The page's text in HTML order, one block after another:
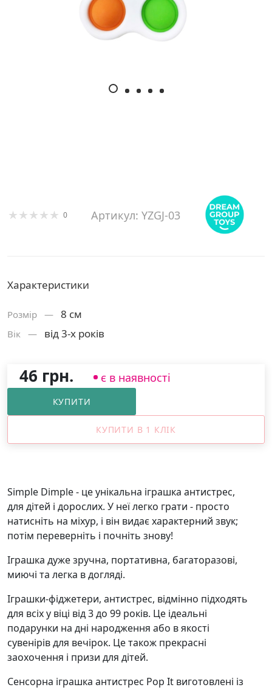
0 Артикул: YZGJ-03
Характеристики
Розмiр — 8 см
Вік — від 3-х років
46 грн. є в наявності
КУПИТИ
КУПИТИ В 1 КЛІК
Simple Dimple - це унікальна іграшка антистрес,
для дітей і дорослих. У неї легко грати - просто
натисніть на міхур, і він видає характерний звук;
потім переверніть і почніть знову!
Іграшка дуже зручна, портативна, багаторазові,
миючі та легка в догляді.
Іграшки-фіджетери, антистрес, відмінно підходять
для всіх у віці від 3 до 99 років. Це ідеальні
подарунки на дні народження або в якості
сувенірів для вечірок. Це також прекрасні
заохочення і призи для дітей.
Сенсорна іграшка антистрес Pop It виготовлені із